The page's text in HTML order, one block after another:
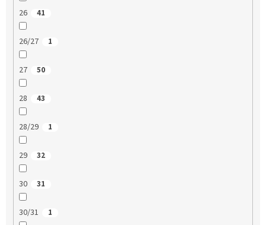
26 41
26/27 1
27 50
28 43
28/29 1
29 32
30 31
30/31 1